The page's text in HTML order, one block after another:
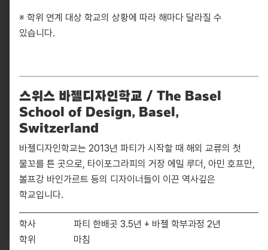
※ 학위 연계 대상 학교의 상황에 따라 해마다 달라질 수
있습니다.
스위스 바젤디자인학교 / The Basel
School of Design, Basel,
Switzerland
바젤디자인학교는 2013년 파티가 시작할 때 해외 교류의 첫
물꼬를 튼 곳으로, 타이포그라피의 거장 에밀 루더, 아민 호프만,
볼프강 바인가르트 등의 디자이너들이 이끈 역사깊은
학교입니다.
학사
학위
파티 한배곳 3.5년 + 바젤 학부과정 2년
마침
10881, 경기도 파주시 회동길 330
330 Hoedong-gil, Paju-si, Gyeonggi-do 10881,